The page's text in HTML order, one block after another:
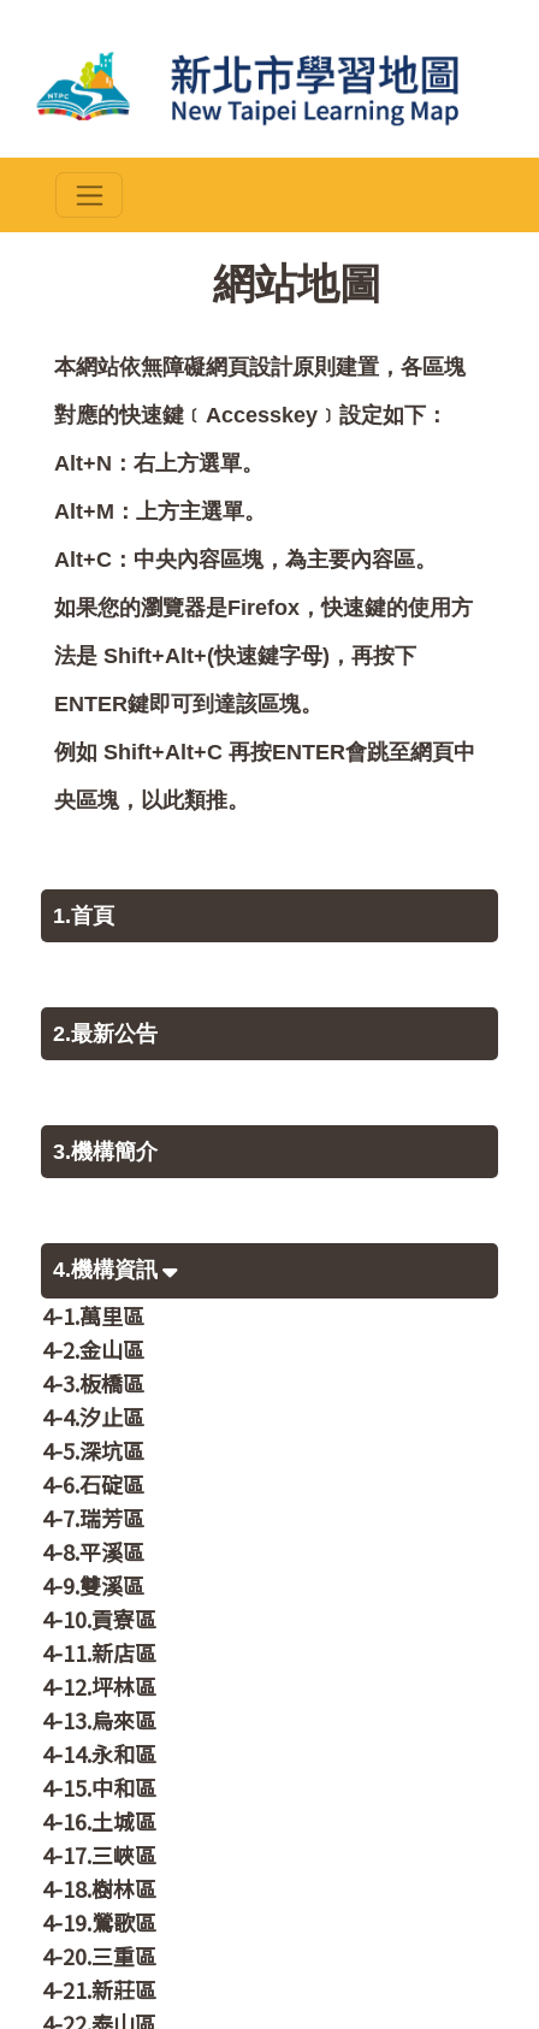
網站地圖
本網站依無障礙網頁設計原則建置，各區塊
對應的快速鍵﹝Accesskey﹞設定如下：
Alt+N：右上方選單。
Alt+M：上方主選單。
Alt+C：中央內容區塊，為主要內容區。
如果您的瀏覽器是Firefox，快速鍵的使用方
法是 Shift+Alt+(快速鍵字母)，再按下
ENTER鍵即可到達該區塊。
例如 Shift+Alt+C 再按ENTER會跳至網頁中
央區塊，以此類推。
1.首頁
2.最新公告
3.機構簡介
4.機構資訊
4-1.萬里區
4-2.金山區
4-3.板橋區
4-4.汐止區
4-5.深坑區
4-6.石碇區
4-7.瑞芳區
4-8.平溪區
4-9.雙溪區
4-10.貢寮區
4-11.新店區
4-12.坪林區
4-13.烏來區
4-14.永和區
4-15.中和區
4-16.土城區
4-17.三峽區
4-18.樹林區
4-19.鶯歌區
4-20.三重區
4-21.新莊區